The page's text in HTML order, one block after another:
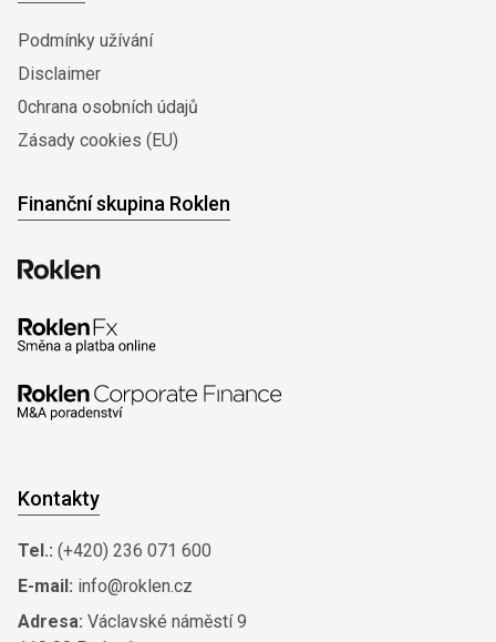
Podmínky užívání
Disclaimer
0chrana osobních údajů
Zásady cookies (EU)
Finanční skupina Roklen
Kontakty
Tel.: (+420) 236 071 600
E-mail: info@roklen.cz
Adresa: Václavské náměstí 9